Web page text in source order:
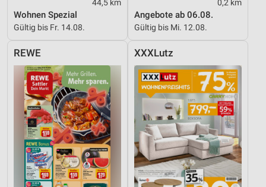
44,5 km
Wohnen Spezial
Gültig bis Fr. 14.08.
0,2 km
Angebote ab 06.08.
Gültig bis Mi. 12.08.
REWE XXXLutz